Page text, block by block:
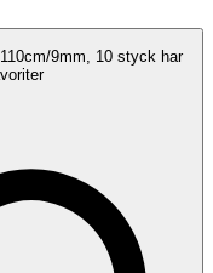
9mm, 10 styck har